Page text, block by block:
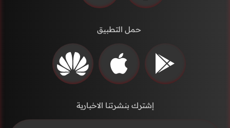
حمل التطبيق
إشترك بنشرتنا الاخبارية